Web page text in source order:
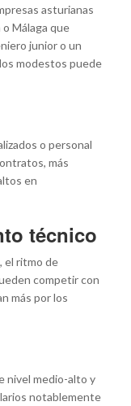
asturianas
Málaga que
junior o un
modestos puede
o personal
más
en
técnico
el ritmo de
competir con
más por los
nivel medio-alto y
notablemente